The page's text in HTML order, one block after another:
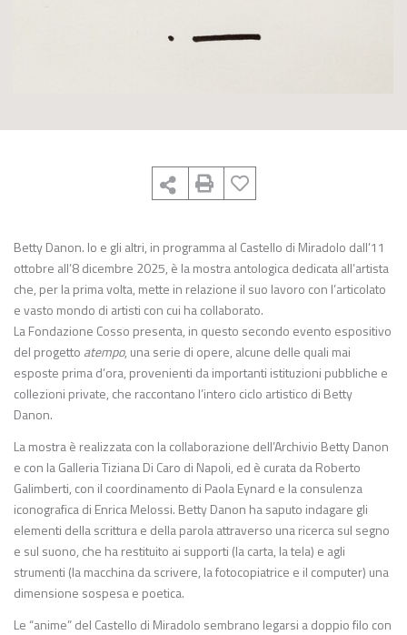
Betty Danon. Io e gli altri, in programma al Castello di Miradolo dall’11
ottobre all’8 dicembre 2025, è la mostra antologica dedicata all’artista
che, per la prima volta, mette in relazione il suo lavoro con l’articolato
e vasto mondo di artisti con cui ha collaborato.
La Fondazione Cosso presenta, in questo secondo evento espositivo
del progetto atempo, una serie di opere, alcune delle quali mai
esposte prima d’ora, provenienti da importanti istituzioni pubbliche e
collezioni private, che raccontano l’intero ciclo artistico di Betty
Danon.
La mostra è realizzata con la collaborazione dell’Archivio Betty Danon
e con la Galleria Tiziana Di Caro di Napoli, ed è curata da Roberto
Galimberti, con il coordinamento di Paola Eynard e la consulenza
iconografica di Enrica Melossi. Betty Danon ha saputo indagare gli
elementi della scrittura e della parola attraverso una ricerca sul segno
e sul suono, che ha restituito ai supporti (la carta, la tela) e agli
strumenti (la macchina da scrivere, la fotocopiatrice e il computer) una
dimensione sospesa e poetica.
Le “anime” del Castello di Miradolo sembrano legarsi a doppio filo con